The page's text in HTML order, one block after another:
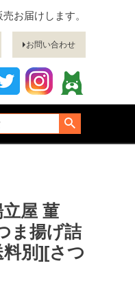
お届けします。
お問い合わせ
屋 菫
ま揚げ詰
別][さつ